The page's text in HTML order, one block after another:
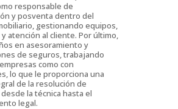
responsable de
y posventa dentro del
gestionando equipos,
atención al cliente. Por último,
en asesoramiento y
de seguros, trabajando
como con
lo que le proporciona una
de la resolución de
la técnica hasta el
legal.